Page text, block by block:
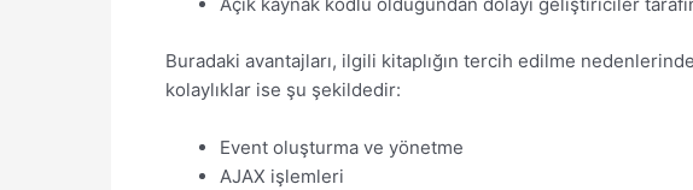
Buradaki avantajları, ilgili kitaplığın tercih edilme
kolaylıklar ise şu şekildedir:
Event oluşturma ve yönetme
AJAX işlemleri